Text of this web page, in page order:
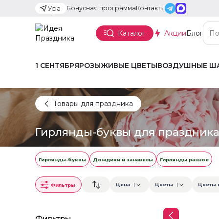
Уфа Бонусная программаКонтакты
Каталог АкцииБлог
1 СЕНТЯБРЯРОЗЫЖИВЫЕ ЦВЕТЫВОЗДУШНЫЕ
Товары для праздника
Гирлянды-буквы для праздника
Гирлянды-буквы Дождики и занавесы Гирлянды разное
Фильтры Цена Цветы Цветы